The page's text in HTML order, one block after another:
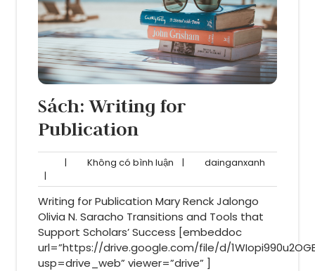
Sách: Writing for
Publication
| Không có bình luận Không
bình
luận
| dainganxanh
|
Writing for Publication Mary Renck Jalongo
Olivia N. Saracho Transitions and Tools that
Support Scholars’ Success [embeddoc
url=”https://drive.google.com/file/d/
usp=drive_web” viewer=”drive” ]